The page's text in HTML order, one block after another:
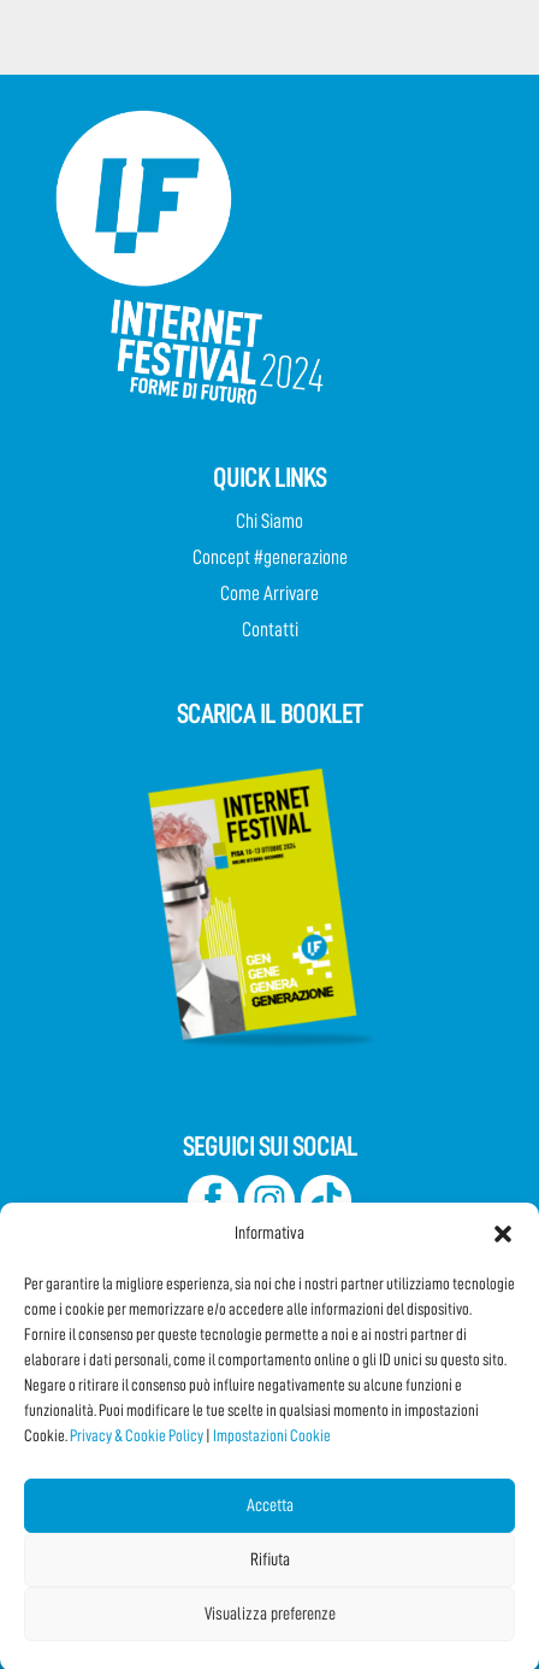
Informativa
Per garantire la migliore esperienza, sia noi che i nostri partner utilizziamo tecnologie
come i cookie per memorizzare e/o accedere alle informazioni del dispositivo.
Fornire il consenso per queste tecnologie permette a noi e ai nostri partner di
elaborare i dati personali, come il comportamento online o gli ID unici su questo sito.
Negare o ritirare il consenso può influire negativamente su alcune funzioni e
funzionalità. Puoi modificare le tue scelte in qualsiasi momento in impostazioni
Cookie. Privacy & Cookie Policy Impostazioni Cookie
Accetta
Rifiuta
Visualizza preferenze
QUICK LINKS
Chi Siamo
Concept #generazione
Come Arrivare
Contatti
SCARICA IL BOOKLET
SEGUICI SUI SOCIAL
Iscriviti alla Newsletter
CONDIVIDI QUESTA PAGINA!
Facebook
La Jetée|Privacy & Cookie Policy